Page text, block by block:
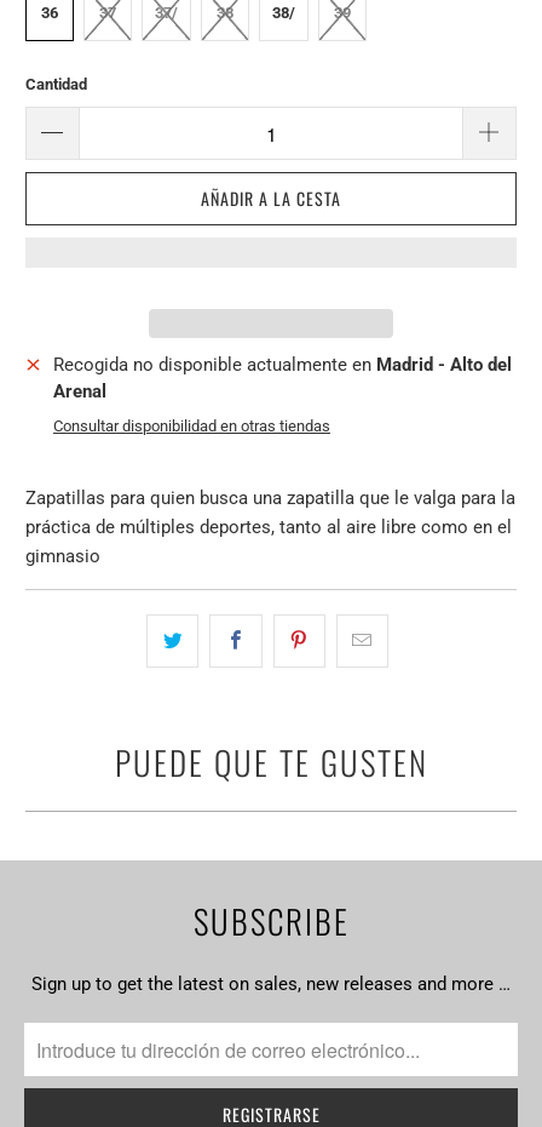
36 37 37/ 38 38/ 39
Cantidad
AÑADIR A LA CESTA
Recogida no disponible actualmente en Madrid - Alto del
Arenal
Consultar disponibilidad en otras tiendas
Zapatillas para quien busca una zapatilla que le valga para la
práctica de múltiples deportes, tanto al aire libre como en el
gimnasio
PUEDE QUE TE GUSTEN
SUBSCRIBE
Sign up to get the latest on sales, new releases and more …